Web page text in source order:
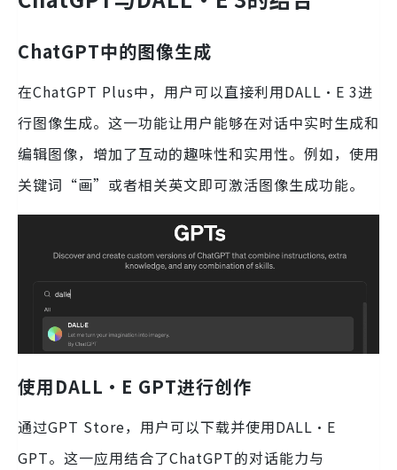
ChatGPT中的图像生成
在ChatGPT Plus中，用户可以直接利用DALL·E 3进
行图像生成。这一功能让用户能够在对话中实时生成和
编辑图像，增加了互动的趣味性和实用性。例如，使用
关键词“画”或者相关英文即可激活图像生成功能。
使用DALL·E GPT进行创作
通过GPT Store，用户可以下载并使用DALL·E
GPT。这一应用结合了ChatGPT的对话能力与